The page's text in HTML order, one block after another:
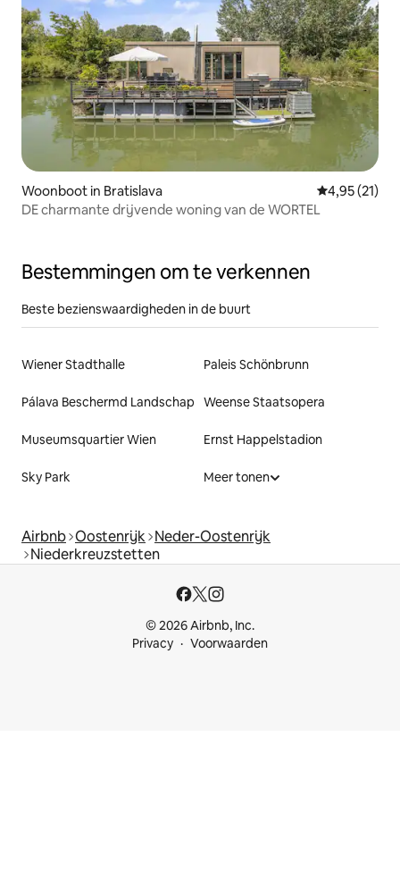
Woonboot in Bratislava Gemiddelde
4,95 (21)
DE charmante drijvende woning van de WORTEL
Bestemmingen om te verkennen
Beste bezienswaardigheden in de buurt
Wiener Stadthalle Paleis Schönbrunn
Pálava Beschermd Landschap Weense Staatsopera
Museumsquartier Wien Ernst Happelstadion
Sky Park Meer tonen
Airbnb Oostenrijk Neder-Oostenrijk
Niederkreuzstetten
© 2026 Airbnb, Inc.
Privacy
Voorwaarden